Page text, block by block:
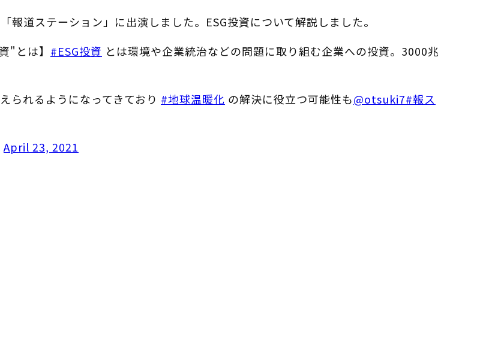
道ステーション」に出演しました。ESG投資について解説しました。
"とは】 #ESG投資 とは環境や企業統治などの問題に取り組む企業への投資。3000兆
られるようになってきており #地球温暖化 の解決に役立つ可能性も@otsuki7#報ス
April 23, 2021